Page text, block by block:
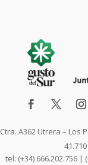
Ctra. A362 Utrera – Los
tel: (+34) 666.202.756 |